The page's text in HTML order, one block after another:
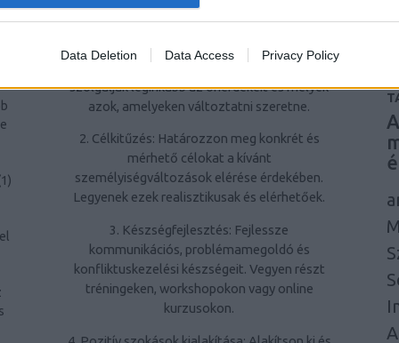
Data Deletion Data Access Privacy Policy
1)
átgondolja saját viselkedési mintáit, értékeit
és céljait. Ismerje fel, mely személyiségjegyek
szolgálják leginkább az önérdekeit és melyek
azok, amelyeken változtatni szeretne.
2. Célkitűzés: Határozzon meg konkrét és
mérhető célokat a kívánt
személyiségváltozások elérése érdekében.
Legyenek ezek realisztikusak és elérhetőek.
3. Készségfejlesztés: Fejlessze
kommunikációs, problémamegoldó és
konfliktuskezelési készségeit. Vegyen részt
tréningeken, workshopokon vagy online
kurzusokon.